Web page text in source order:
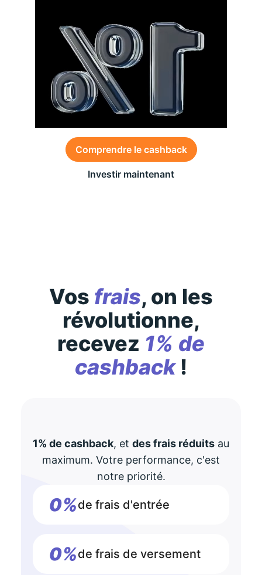
Comprendre le cashback
Investir maintenant
Vos frais, on les
révolutionne,
recevez 1% de
cashback!
1% de cashback, et des frais réduits au
maximum. Votre performance, c'est
notre priorité.
0%de frais d'entrée
0%de frais de versement